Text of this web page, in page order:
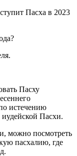
Пасху
истечению
Пасхи.
можно посмотреть
пасхалию, где